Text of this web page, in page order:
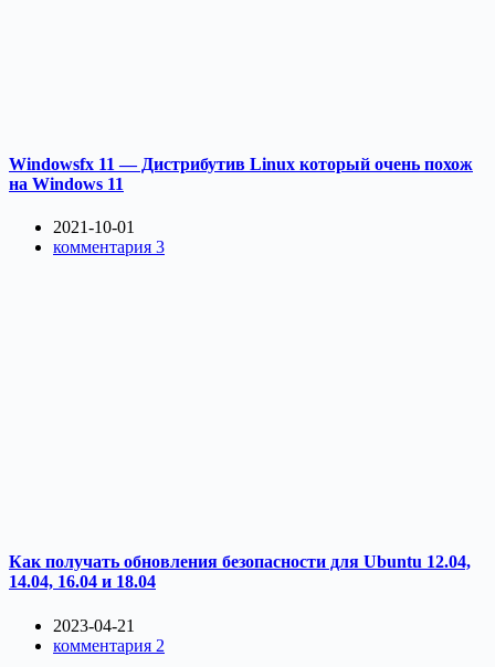
Windowsfx 11 — Дистрибутив Linux который очень похож
на Windows 11
2021-10-01
комментария 3
Как получать обновления безопасности для Ubuntu 12.04,
14.04, 16.04 и 18.04
2023-04-21
комментария 2